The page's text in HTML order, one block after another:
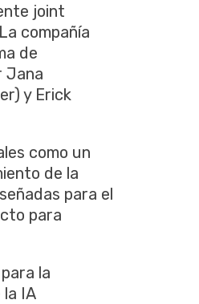
joint
compañía
de
Jana
y Erick
como un
de la
para el
para
la
IA